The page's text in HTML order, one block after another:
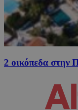
2 οικόπεδα στην